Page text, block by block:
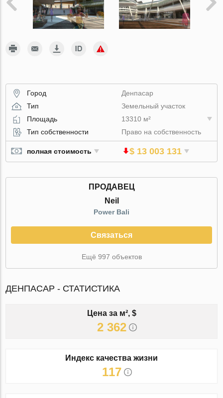
Город
Денпасар
Тип
Земельный участок
Площадь
13310 м²
Тип собственности
Право на собственность
полная стоимость $ 13 003 131
ПРОДАВЕЦ
Neil
Power Bali
Связаться
Ещё 997 объектов
ДЕНПАСАР - СТАТИСТИКА
Цена за м², $
2 362
Индекс качества жизни
117